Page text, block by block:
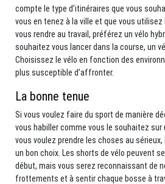
compte le type d’itinéraires que vous
vous en tenez à la ville et que vous
vous rendre au travail, préférez un vélo
souhaitez vous lancer dans la course, un
Choisissez le vélo en fonction des
plus susceptible d’affronter.
La bonne tenue
Si vous voulez faire du sport de manière
vous habiller comme vous le souhaitez sur
vous voulez prendre les choses au sérieux,
un bon choix. Les shorts de vélo peuvent
début, mais vous serez reconnaissant de
frottements et à sentir chaque bosse à